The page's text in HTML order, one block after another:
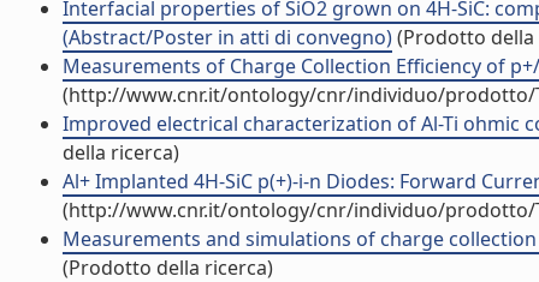
Interfacial properties of SiO2 grown on 4H-SiC:
(Abstract/Poster in atti di convegno)(Prodotto della
Measurements of Charge Collection Efficiency of
(http://www.cnr.it/ontology/cnr/individuo/prodotto/
Improved electrical characterization of Al-Ti ohmic
della ricerca)
Al+ Implanted 4H-SiC p(+)-i-n Diodes: Forward
(http://www.cnr.it/ontology/cnr/individuo/prodotto/
Measurements and simulations of charge
(Prodotto della ricerca)